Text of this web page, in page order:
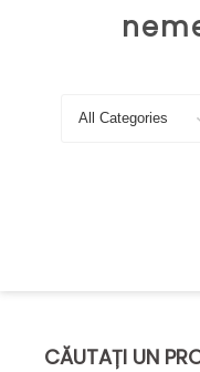
Search
CĂUTAȚI UN